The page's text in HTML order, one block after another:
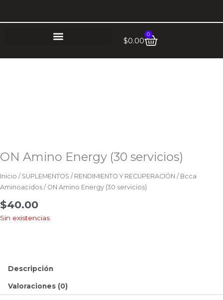
$0.00
0
Cart
ON Amino Energy (30 servicios)
Inicio / SUPLEMENTOS / RENDIMIENTO Y RECUPERACIÓN / Bcca
Aminoacidos / ON Amino Energy (30 servicios)
$40.00
Sin existencias
Descripción
Valoraciones (0)